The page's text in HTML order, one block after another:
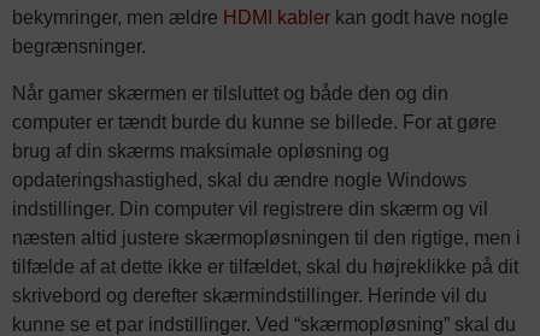
bekymringer, men ældre HDMI kabler kan godt have nogle
begrænsninger.
Når gamer skærmen er tilsluttet og både den og din
computer er tændt burde du kunne se billede. For at gøre
brug af din skærms maksimale opløsning og
opdateringshastighed, skal du ændre nogle Windows
indstillinger. Din computer vil registrere din skærm og vil
næsten altid justere skærmopløsningen til den rigtige, men i
tilfælde af at dette ikke er tilfældet, skal du højreklikke på dit
skrivebord og derefter skærmindstillinger. Herinde vil du
kunne se et par indstillinger. Ved “skærmopløsning” skal du